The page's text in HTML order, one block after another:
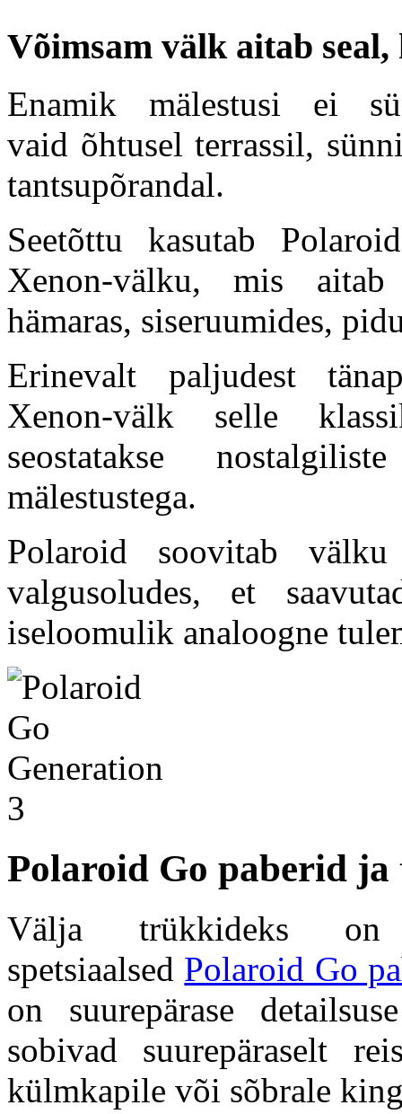
Võimsam välk aitab
Enamik mälestusi ei
vaid õhtusel terrassil,
tantsupõrandal.
Seetõttu kasutab
Xenon-välku, mis aitab
hämaras, siseruumides,
Erinevalt paljudest
Xenon-välk selle
seostatakse
mälestustega.
Polaroid soovitab
valgusoludes, et
iseloomulik analoogne
Polaroid Go paberid
Välja trükkideks on
spetsiaalsed Polaroid Go
on suurepärase
sobivad suurepäraselt
külmkapile või sõbrale